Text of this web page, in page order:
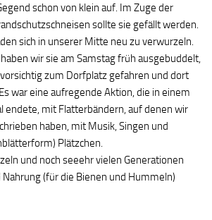
schon von klein auf. Im Zuge der
sollte sie gefällt werden.
sich in unserer Mitte neu zu verwurzeln.
wir sie am Samstag früh ausgebuddelt,
zum Dorfplatz gefahren und dort
war eine aufregende Aktion, die in einem
endete, mit Flatterbändern, auf denen wir
haben, mit Musik, Singen und
Plätzchen.
und noch seeehr vielen Generationen
Nahrung (für die Bienen und Hummeln)